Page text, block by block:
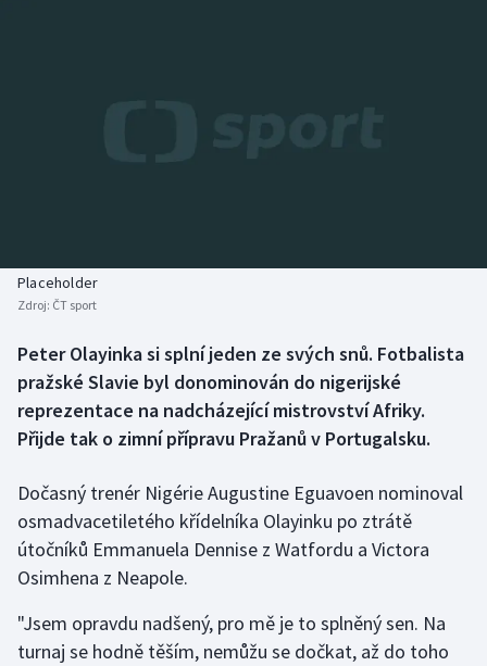
Biatlon
Box
Curling
Dostihy
Florbal
Futsal
Golf
Aplikace ČT sport
Placeholder
Zdroj: ČT sport
Peter Olayinka si splní jeden ze svých snů. Fotbalista
pražské Slavie byl donominován do nigerijské
reprezentace na nadcházející mistrovství Afriky.
Přijde tak o zimní přípravu Pražanů v Portugalsku.
Dočasný trenér Nigérie Augustine Eguavoen nominoval
osmadvacetiletého křídelníka Olayinku po ztrátě
útočníků Emmanuela Dennise z Watfordu a Victora
Osimhena z Neapole.
"Jsem opravdu nadšený, pro mě je to splněný sen. Na
turnaj se hodně těším, nemůžu se dočkat, až do toho